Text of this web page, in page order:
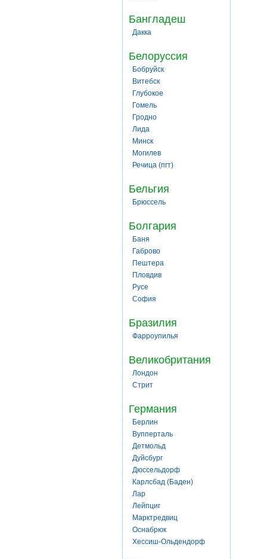
Бангладеш
Дакка
Белоруссия
Бобруйск
Витебск
Глубокое
Гомель
Гродно
Лида
Минск
Могилев
Речица (пгт)
Бельгия
Брюссель
Болгария
Баня
Габрово
Пештера
Пловдив
Русе
София
Бразилия
Фарроупилья
Великобритания
Лондон
Стрит
Германия
Берлин
Вупперталь
Детмольд
Дуйсбург
Дюссельдорф
Карлсбад (Баден)
Лар
Лейпциг
Марктредвиц
Оснабрюк
Хессиш-Ольдендорф